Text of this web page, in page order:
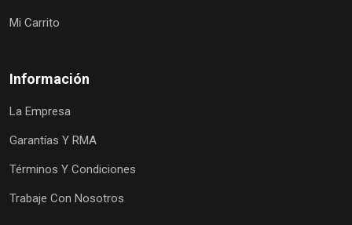
Mi Carrito
Información
La Empresa
Garantías Y RMA
Términos Y Condiciones
Trabaje Con Nosotros